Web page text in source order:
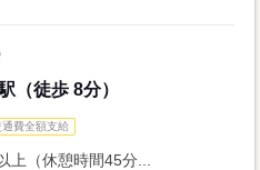
（徒歩 8分）
通費全額支給
（休憩時間45分...